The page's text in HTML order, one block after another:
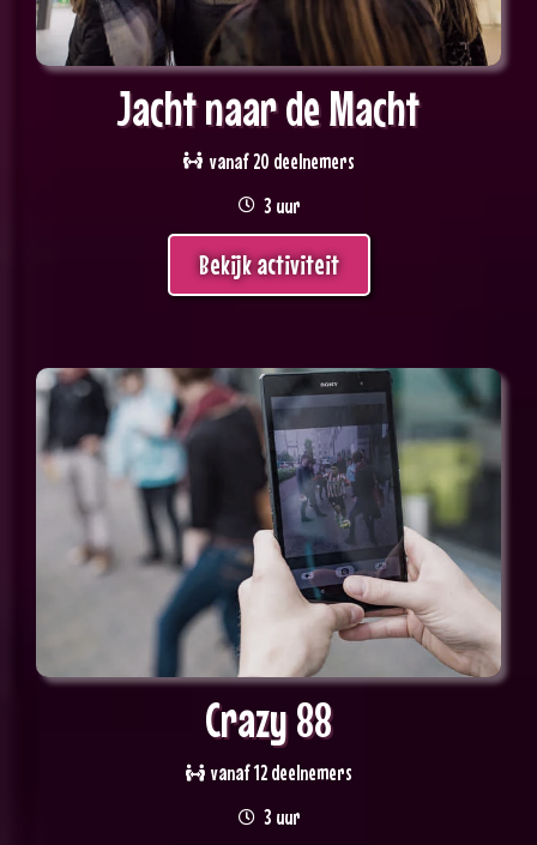
Jacht naar de Macht
vanaf 20 deelnemers
3 uur
Bekijk activiteit
Crazy 88
vanaf 12 deelnemers
3 uur